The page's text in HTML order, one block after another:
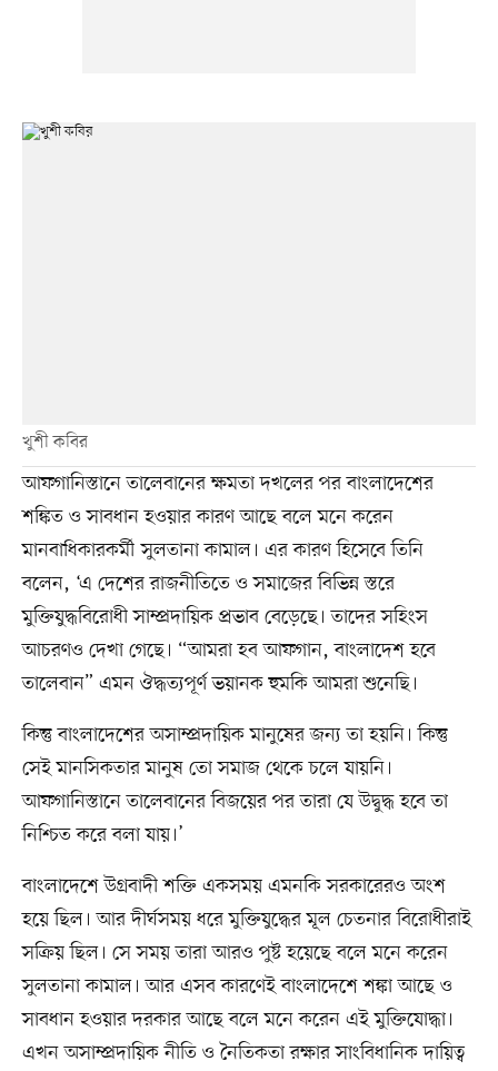
খুশী কবির
আফগানিস্তানে তালেবানের ক্ষমতা দখলের পর বাংলাদেশের
শঙ্কিত ও সাবধান হওয়ার কারণ আছে বলে মনে করেন
মানবাধিকারকর্মী সুলতানা কামাল। এর কারণ হিসেবে তিনি
বলেন, ‘এ দেশের রাজনীতিতে ও সমাজের বিভিন্ন স্তরে
মুক্তিযুদ্ধবিরোধী সাম্প্রদায়িক প্রভাব বেড়েছে। তাদের সহিংস
আচরণও দেখা গেছে। “আমরা হব আফগান, বাংলাদেশ হবে
তালেবান” এমন ঔদ্ধত্যপূর্ণ ভয়ানক হুমকি আমরা শুনেছি।
কিন্তু বাংলাদেশের অসাম্প্রদায়িক মানুষের জন্য তা হয়নি। কিন্তু
সেই মানসিকতার মানুষ তো সমাজ থেকে চলে যায়নি।
আফগানিস্তানে তালেবানের বিজয়ের পর তারা যে উদ্বুদ্ধ হবে তা
নিশ্চিত করে বলা যায়।’
বাংলাদেশে উগ্রবাদী শক্তি একসময় এমনকি সরকারেরও অংশ
হয়ে ছিল। আর দীর্ঘসময় ধরে মুক্তিযুদ্ধের মূল চেতনার বিরোধীরাই
সক্রিয় ছিল। সে সময় তারা আরও পুষ্ট হয়েছে বলে মনে করেন
সুলতানা কামাল। আর এসব কারণেই বাংলাদেশে শঙ্কা আছে ও
সাবধান হওয়ার দরকার আছে বলে মনে করেন এই মুক্তিযোদ্ধা।
এখন অসাম্প্রদায়িক নীতি ও নৈতিকতা রক্ষার সাংবিধানিক দায়িত্ব